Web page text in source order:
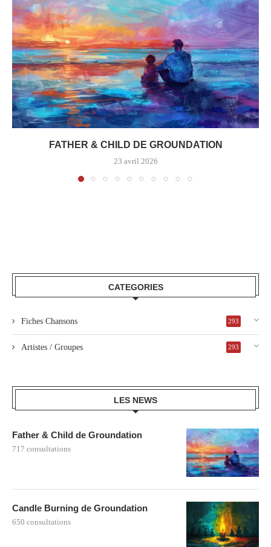
FATHER & CHILD DE GROUNDATION
23 avril 2026
CATEGORIES
Fiches Chansons 293
Artistes / Groupes 293
LES NEWS
Father & Child de Groundation
717 consultations
Candle Burning de Groundation
650 consultations